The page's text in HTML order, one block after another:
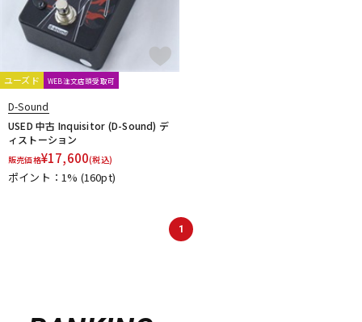
ユーズド WEB注文店頭受取可
D-Sound
USED 中古 Inquisitor (D-Sound) デ
ィストーション
販売価格¥17,600(税込)
ポイント：1% (160pt)
1